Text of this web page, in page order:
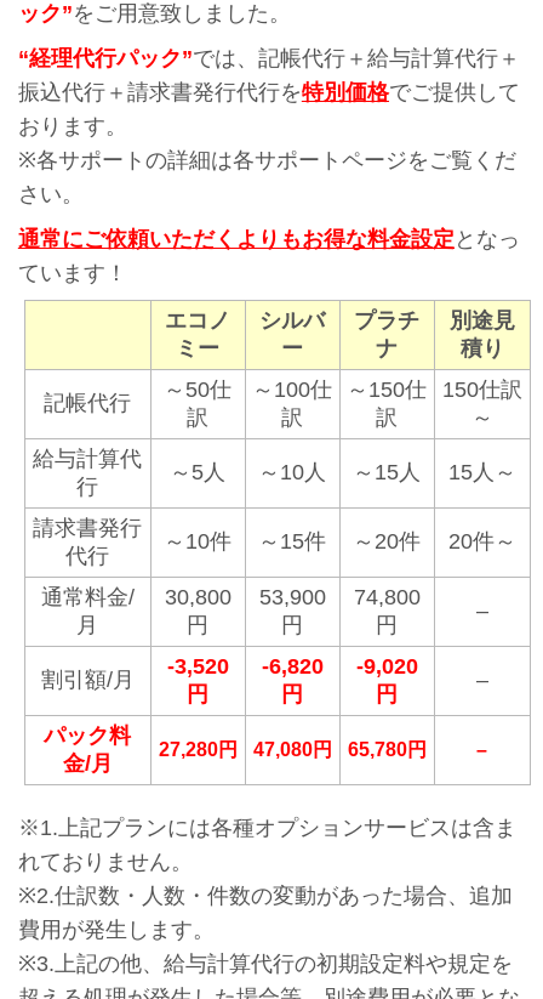
ック”をご用意致しました。
“経理代行パック”では、記帳代行＋給与計算代行＋
振込代行＋請求書発行代行を特別価格でご提供して
おります。
※各サポートの詳細は各サポートページをご覧くだ
さい。
通常にご依頼いただくよりもお得な料金設定 となっ
ています！
エコノ
ミー
シルバ
ー
プラチ
ナ
別途見
積り
記帳代行
～50仕
訳
～100仕
訳
～150仕
訳
150仕訳
～
給与計算代
行
～5人 ～10人 ～15人 15人～
請求書発行
代行
～10件 ～15件 ～20件 20件～
通常料金/
月
30,800
円
53,900
円
74,800
円
–
割引額/月
-3,520
円
-6,820
円
-9,020
円
–
パック料
金/月
27,280円 47,080円 65,780円 –
※1.上記プランには各種オプションサービスは含ま
れておりません。
※2.仕訳数・人数・件数の変動があった場合、追加
費用が発生します。
※3.上記の他、給与計算代行の初期設定料や規定を